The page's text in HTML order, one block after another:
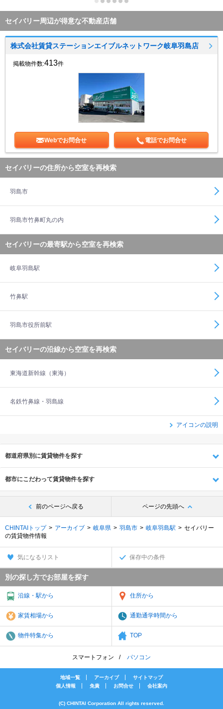
セイバリー周辺が得意な不動産店舗
株式会社賃貸ステーションエイブルネットワーク岐阜羽島店
掲載物件数:413件
Webでお問合せ 電話でお問合せ
セイバリーの住所から空室を再検索
羽島市
羽島市竹鼻町丸の内
セイバリーの最寄駅から空室を再検索
岐阜羽島駅
竹鼻駅
羽島市役所前駅
セイバリーの沿線から空室を再検索
東海道新幹線（東海）
名鉄竹鼻線・羽島線
アイコンの説明
都道府県別に賃貸物件を探す
都市にこだわって賃貸物件を探す
前のページへ戻る ページの先頭へ
CHINTAIトップ アーカイブ 岐阜県 羽島市 岐阜羽島駅
セイバリー
の賃貸物件情報
気になるリスト 保存中の条件
別の探し方でお部屋を探す
沿線・駅から 住所から
家賃相場から 通勤通学時間から
物件特集から TOP
スマートフォン パソコン
地域一覧 アーカイブ
サイトマップ
個人情報
免責 お問合せ 会社案内
(C) CHINTAI Corporation All rights reserved.